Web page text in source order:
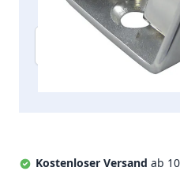
Menge
Kostenloser Versand ab